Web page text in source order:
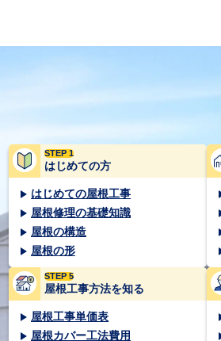
STEP 1
はじめての方
はじめての屋根工事
屋根修理の基礎知識
屋根の構造
屋根の形
STEP 5
屋根工事方法を知る
屋根工事単価表
屋根カバー工法費用